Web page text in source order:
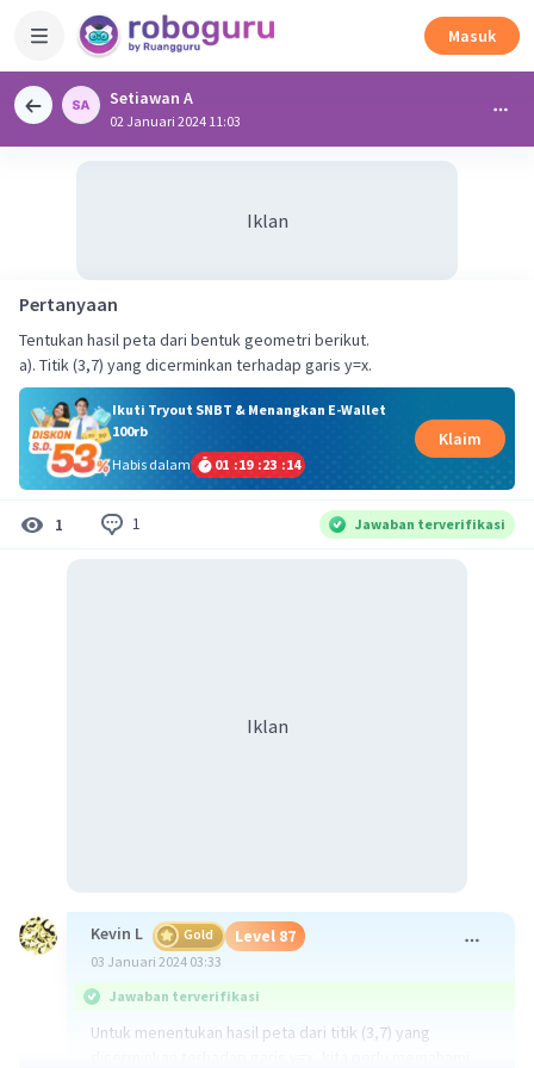
Masuk
Setiawan A
02 Januari 2024 11:03
Iklan
Pertanyaan
Tentukan hasil peta dari bentuk geometri berikut.
a). Titik (3,7) yang dicerminkan terhadap garis y=x.
Ikuti Tryout SNBT & Menangkan E-Wallet
100rb
Habis dalam
01 :19 :23 :14
Klaim
1 1 Jawaban terverifikasi
Iklan
Kevin L Gold Level 87
03 Januari 2024 03:33
Jawaban terverifikasi
Untuk menentukan hasil peta dari titik (3,7) yang